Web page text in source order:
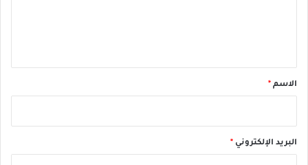
*الاسم *
البريد الإلكتروني *